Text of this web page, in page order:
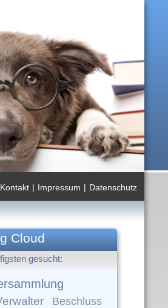
Datenschutz
|
Impressum
|
Kontakt
Cloud
gesucht:
Beschluss